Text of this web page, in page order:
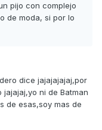
pijo con complejo
de moda, si por lo
dice jajajajajaj,por
ni de Batman
de esas,soy mas de